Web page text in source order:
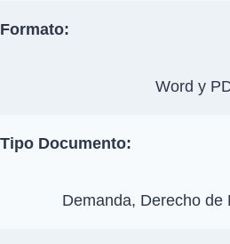
Formato:
Word y
Tipo Documento:
Demanda, Derecho de